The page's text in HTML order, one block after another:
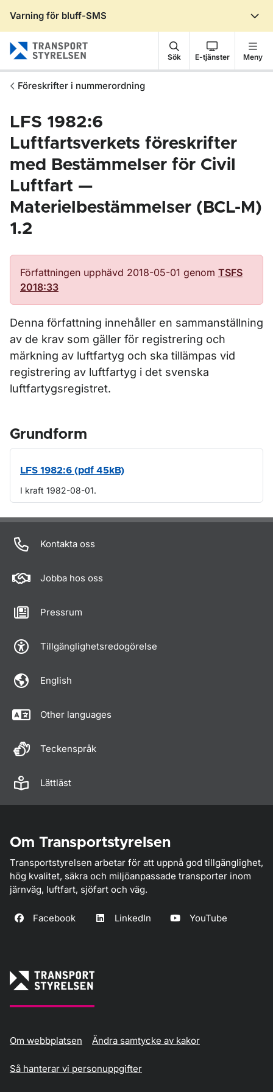
Varning för bluff-SMS
Sök E-tjänster Meny
Föreskrifter i nummerordning
LFS 1982:6
Luftfartsverkets föreskrifter
med Bestämmelser för Civil
Luftfart —
Materielbestämmelser (BCL-M)
1.2
Författningen upphävd 2018-05-01 genom TSFS
2018:33
Denna författning innehåller en sammanställning
av de krav som gäller för registrering och
märkning av luftfartyg och ska tillämpas vid
registrering av luftfartyg i det svenska
luftfartygsregistret.
Grundform
LFS 1982:6 (pdf 45kB)
I kraft 1982-08-01.
Om sidan
Kontakta oss
Jobba hos oss
Pressrum
Tillgänglighetsredogörelse
English
Other languages
Teckenspråk
Lättläst
Om Transportstyrelsen
Transportstyrelsen arbetar för att uppnå god tillgänglighet,
hög kvalitet, säkra och miljöanpassade transporter inom
järnväg, luftfart, sjöfart och väg.
Facebook LinkedIn YouTube
Om webbplatsen Ändra samtycke av kakor
Så hanterar vi personuppgifter